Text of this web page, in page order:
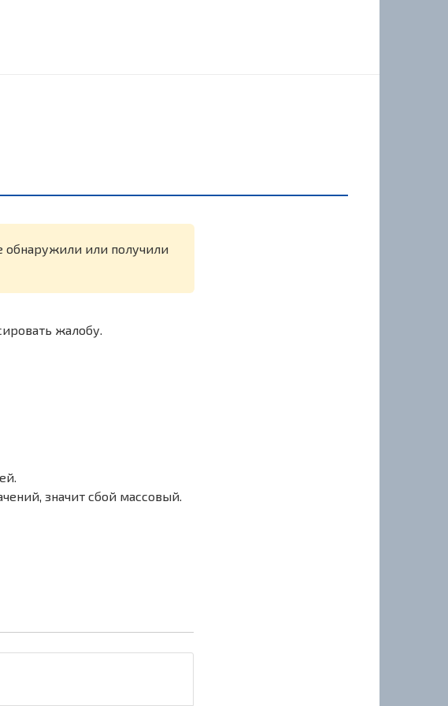
обнаружили или получили
жалобу.
значит сбой массовый.